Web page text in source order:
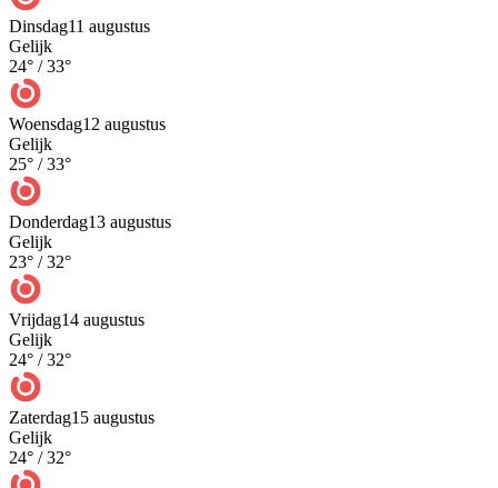
Dinsdag11 augustus
Gelijk
24° /33°
Woensdag12 augustus
Gelijk
25° /33°
Donderdag13 augustus
Gelijk
23° /32°
Vrijdag14 augustus
Gelijk
24° /32°
Zaterdag15 augustus
Gelijk
24° /32°